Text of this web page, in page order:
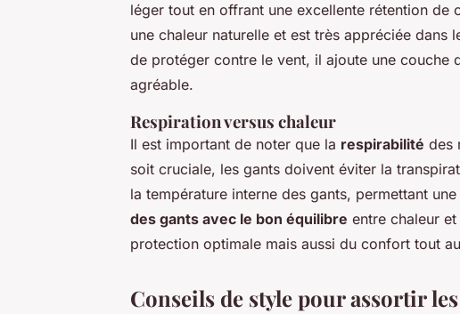
léger tout en offrant une excellente rétention de
une chaleur naturelle et est très appréciée dans
de protéger contre le vent, il ajoute une couche
agréable.
Respiration versus chaleur
Il est important de noter que la respirabilité des
soit cruciale, les gants doivent éviter la
la température interne des gants, permettant
des gants avec le bon équilibre entre chaleur
protection optimale mais aussi du confort tout
Conseils de style pour assortir